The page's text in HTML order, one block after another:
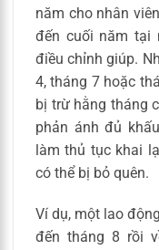
năm cho nhân
đến cuối năm tại
điều chỉnh giúp.
4, tháng 7 hoặc
bị trừ hằng tháng
phản ánh đủ
làm thủ tục khai
có thể bị bỏ quên.
Ví dụ, một lao
đến tháng 8 rồi